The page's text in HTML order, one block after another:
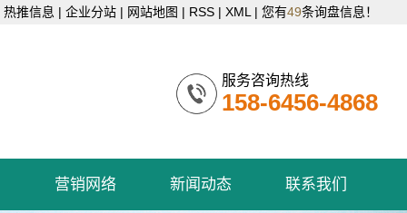
热推信息 | 企业分站 | 网站地图 | RSS | XML | 您有49条询盘信息！
服务咨询热线
158-6456-4868
营销网络 新闻动态 联系我们